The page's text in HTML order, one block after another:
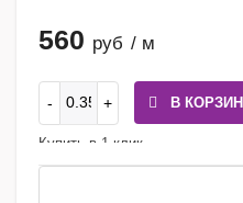
560 руб / м
В
Купить в 1 клик